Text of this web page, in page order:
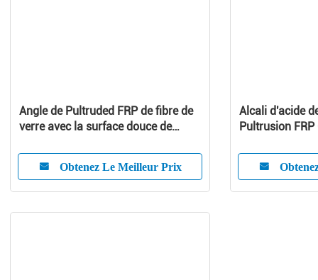
Angle de Pultruded FRP de fibre de
verre avec la surface douce de
Obtenez Le Meilleur Prix
Alcali d'acide
Pultrusion FRP